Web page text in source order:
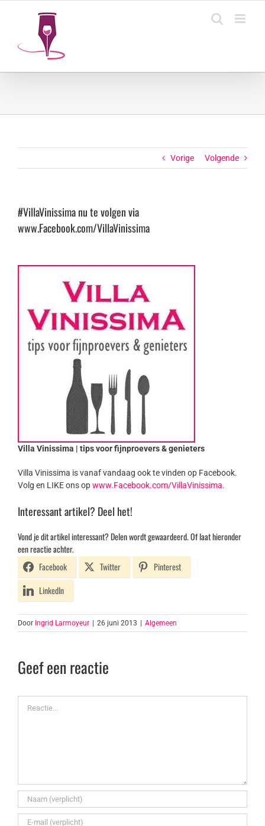
Vorige Volgende
#VillaVinissima nu te volgen via
www.Facebook.com/VillaVinissima
Villa Vinissima | tips voor fijnproevers & genieters
Villa Vinissima is vanaf vandaag ook te vinden op Facebook.
Volg en LIKE ons opwww.Facebook.com/VillaVinissima.
Interessant artikel? Deel het!
Vond je dit artikel interessant? Delen wordt gewaardeerd. Of laat hieronder
een reactie achter.
Facebook
Twitter
Pinterest
LinkedIn
Door Ingrid Larmoyeur 26 juni 2013 Algemeen
Geef een reactie